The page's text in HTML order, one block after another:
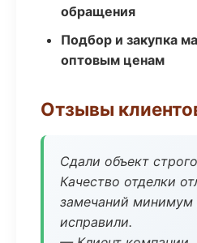
обращения
Подбор и закупка
оптовым ценам
Отзывы
Сдали объект
Качество отделки
замечаний минимум
исправили.